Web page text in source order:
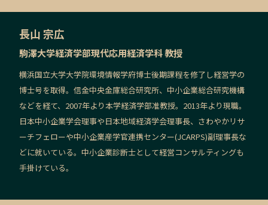
長山 宗広
駒澤大学経済学部現代応用経済学科 教授
横浜国立大学大学院環境情報学府博士後期課程を修了し経営学の
博士号を取得。信金中央金庫総合研究所、中小企業総合研究機構
などを経て、2007年より本学経済学部准教授。2013年より現職。
日本中小企業学会理事や日本地域経済学会理事長、さわやかリサ
ーチフェローや中小企業産学官連携センター(JCARPS)副理事長な
どに就いている。中小企業診断士として経営コンサルティングも
手掛けている。